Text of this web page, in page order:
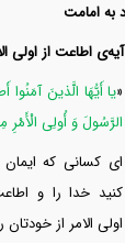
به امامت
آیه‌ی اطاعت از اولی
«یا أَیُّهَا الَّذینَ آمَنُوا
الرَّسُولَ وَ أُولِی الْأَمْرِ
ای کسانی که ایمان
کنید خدا را و
اولی الامر از خودتان